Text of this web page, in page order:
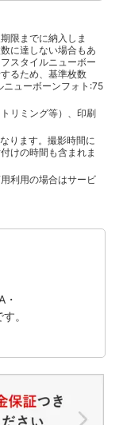
限までに納入しま
に達しない場合もあ
スタイルニューボー
るため、基準枚数
ニューボーンフォト:75
リミング等）、印刷
ります。撮影時間に
けの時間も含まれま
利用の場合はサービ
。